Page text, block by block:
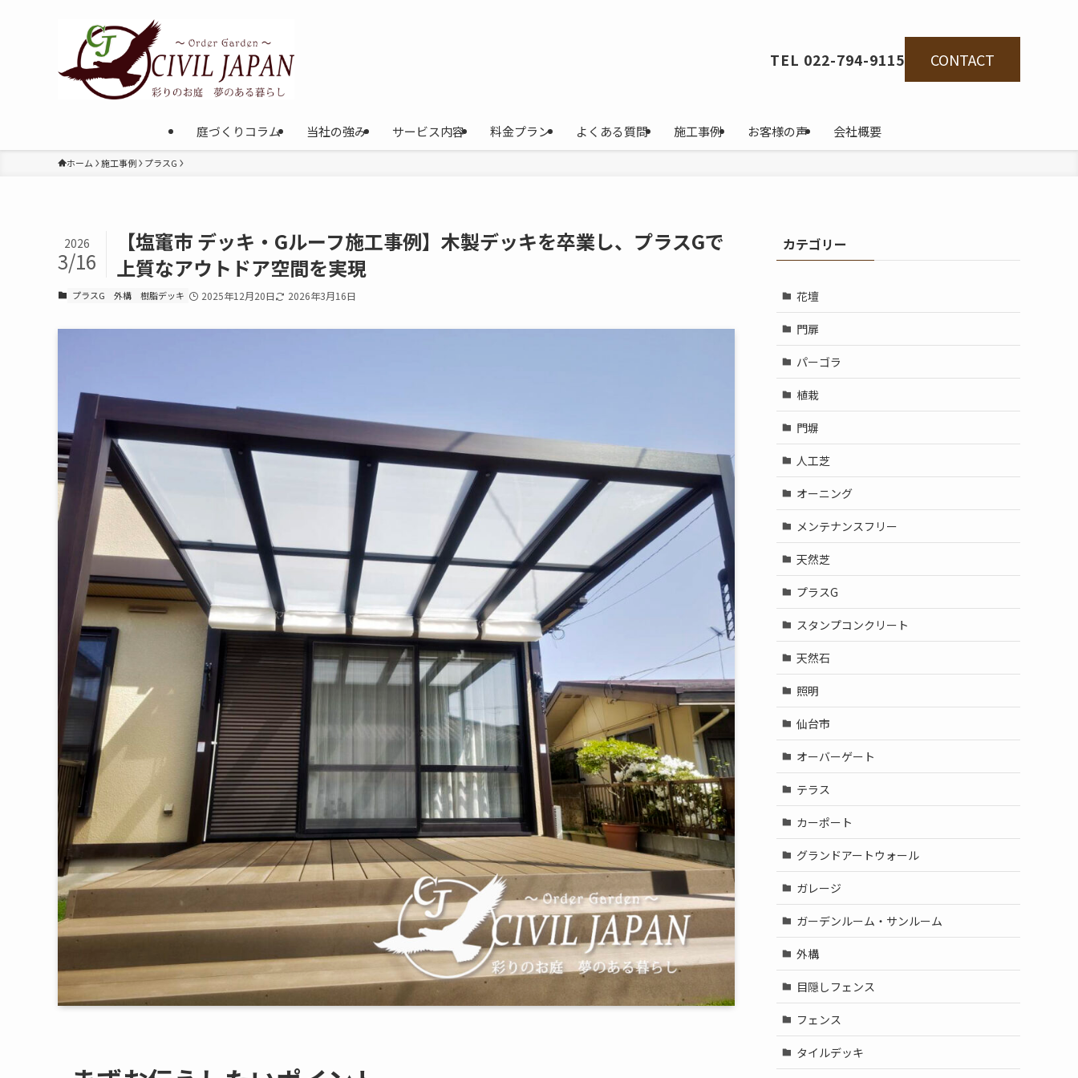
庭づくりコラム 当社の強み サービス内容 料金プラン よくある質問 施工事例 お客様の声 会社概要
TEL 022-794-9115 CONTACT
ホーム 施工事例 プラスG
【塩竃市 デッキ・Gルーフ施工事例】木製デッキを卒業し、プラスGで
上質なアウトドア空間を実現
2026
3/16
プラスG 外構 樹脂デッキ 2025年12月20日 2026年3月16日
カテゴリー
花壇
門扉
パーゴラ
植栽
門塀
人工芝
オーニング
メンテナンスフリー
天然芝
プラスG
スタンプコンクリート
天然石
照明
仙台市
オーバーゲート
テラス
カーポート
グランドアートウォール
ガレージ
ガーデンルーム・サンルーム
外構
目隠しフェンス
フェンス
タイルデッキ